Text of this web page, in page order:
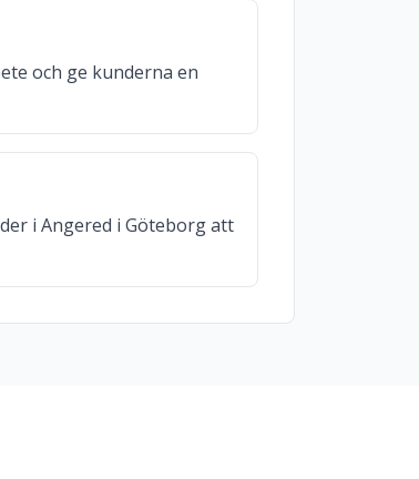
och ge kunderna en
i Angered i Göteborg att